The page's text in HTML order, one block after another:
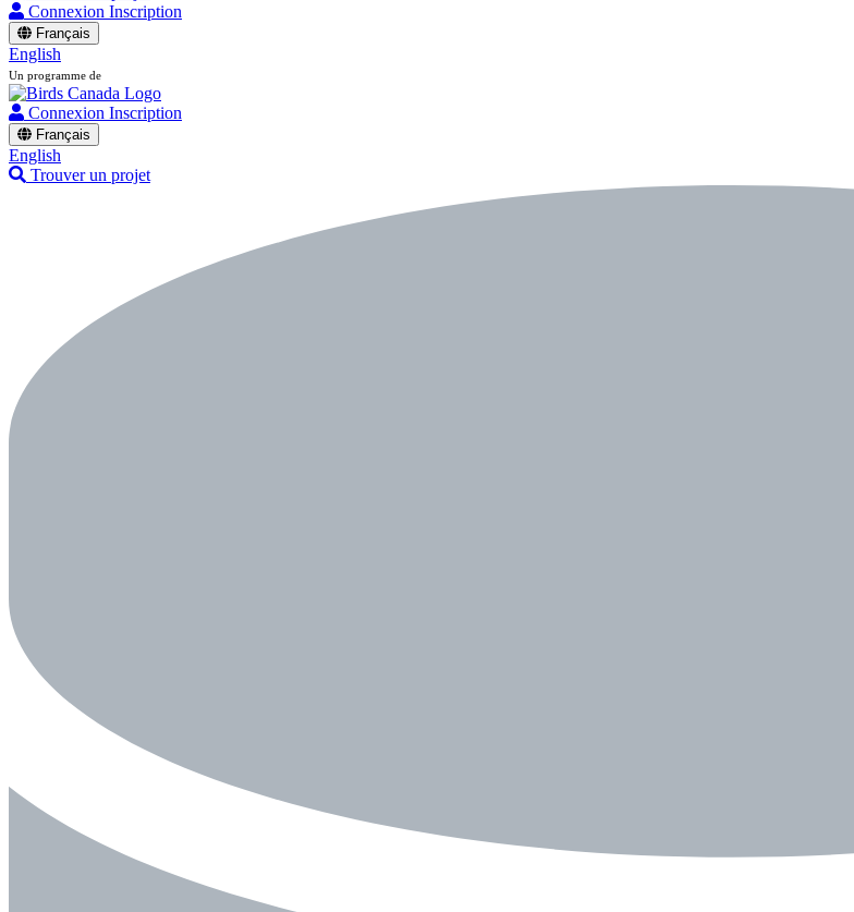
Connexion Inscription
Français
English
Un programme de
Connexion Inscription
Français
English
Trouver un projet